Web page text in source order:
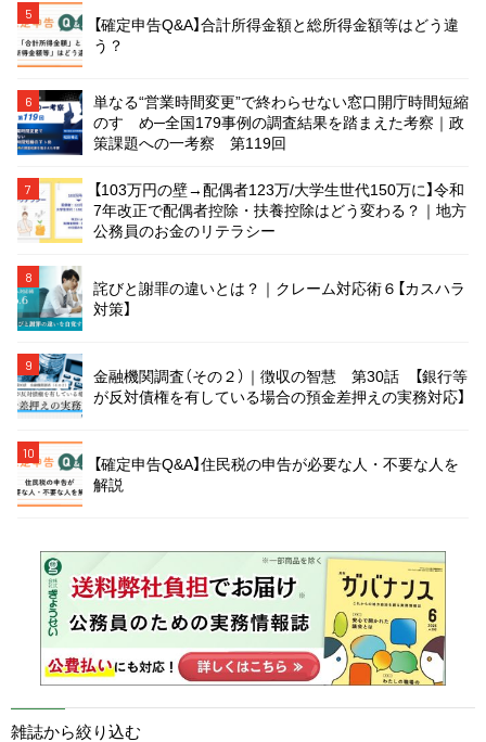
5
【確定申告Q&A】合計所得金額と総所得金額等はどう違
う？
6
単なる“営業時間変更”で終わらせない窓口開庁時間短縮
のすゝめ─全国179事例の調査結果を踏まえた考察｜政
策課題への一考察 第119回
7
【103万円の壁→配偶者123万/大学生世代150万に】令和
7年改正で配偶者控除・扶養控除はどう変わる？｜地方
公務員のお金のリテラシー
8
詫びと謝罪の違いとは？｜クレーム対応術６【カスハラ
対策】
9
金融機関調査（その２）｜徴収の智慧 第30話 【銀行等
が反対債権を有している場合の預金差押えの実務対応】
10
【確定申告Q&A】住民税の申告が必要な人・不要な人を
解説
雑誌から絞り込む